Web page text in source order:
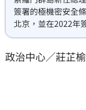
簽署的極機密安全
北京，並在2022年
後大刀闊斧撤換官
動雙邊戰略談判，
政治中心／莊芷